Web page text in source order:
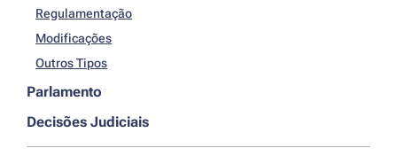
Regulamentação
Modificações
Outros Tipos
Parlamento
Decisões Judiciais